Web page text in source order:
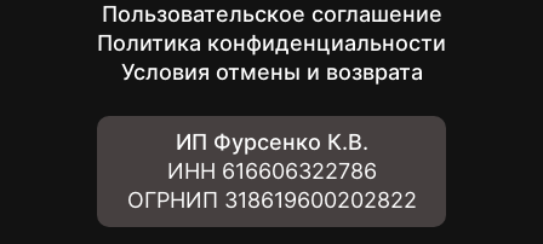
Пользовательское соглашение
Политика конфиденциальности
Условия отмены и возврата
ИП Фурсенко К.В.
ИНН 616606322786
ОГРНИП 318619600202822